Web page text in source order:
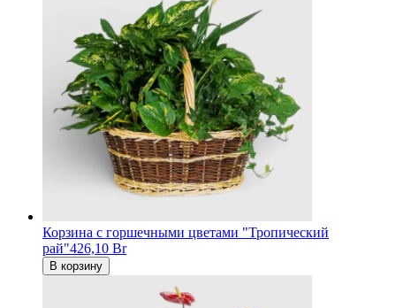
Корзина с горшечными цветами "Тропический
рай"426,10 Br
В корзину